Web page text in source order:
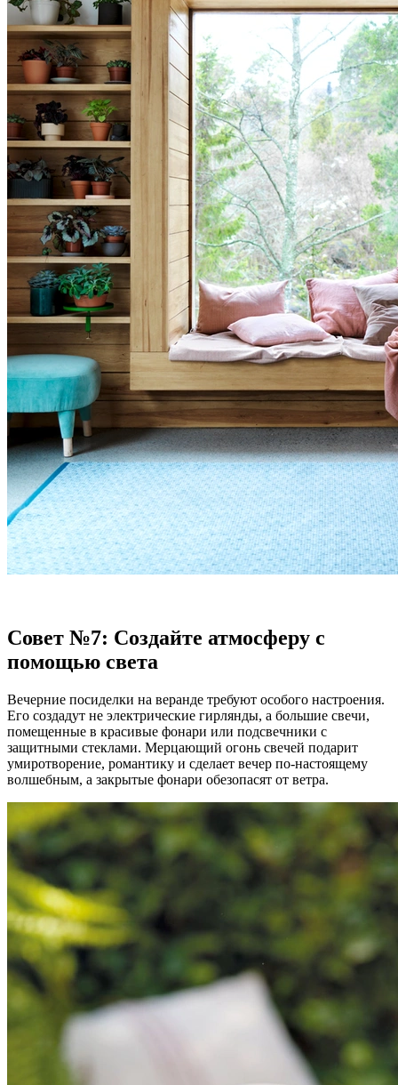
Совет №7: Создайте атмосферу с
помощью света
Вечерние посиделки на веранде требуют особого настроения.
Его создадут не электрические гирлянды, а большие свечи,
помещенные в красивые фонари или подсвечники с
защитными стеклами. Мерцающий огонь свечей подарит
умиротворение, романтику и сделает вечер по-настоящему
волшебным, а закрытые фонари обезопасят от ветра.